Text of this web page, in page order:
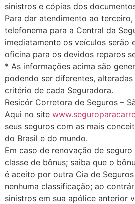
sinistros e cópias dos
Para dar atendimento ao terceiro,
telefonema para a Central da
imediatamente os veículos serão
oficina para os devidos reparos
* As informações acima são
podendo ser diferentes,
critério de cada Seguradora.
Resicór Corretora de Seguros –
Aqui no site
seus seguros com as mais
do Brasil e do mundo.
Em caso de renovação de
classe de bônus; saiba que o
é aceito por outra Cia de
nenhuma classificação; ao
sinistros em sua apólice anterior